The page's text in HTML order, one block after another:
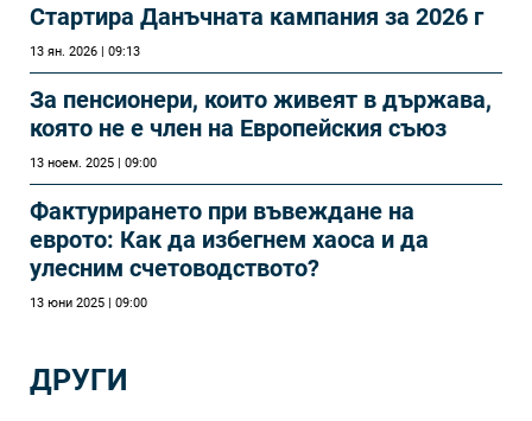
Стартира Данъчната кампания за 2026 г
13 ян. 2026 | 09:13
За пенсионери, които живеят в държава,
която не е член на Европейския съюз
13 ноем. 2025 | 09:00
Фактурирането при въвеждане на
еврото: Как да избегнем хаоса и да
улесним счетоводството?
13 юни 2025 | 09:00
ДРУГИ